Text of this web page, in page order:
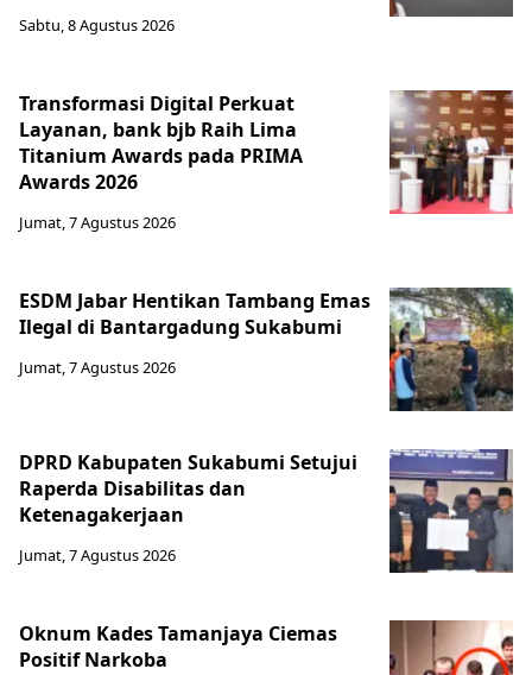
Sabtu, 8 Agustus 2026
Transformasi Digital Perkuat
Layanan, bank bjb Raih Lima
Titanium Awards pada PRIMA
Awards 2026
Jumat, 7 Agustus 2026
ESDM Jabar Hentikan Tambang Emas
Ilegal di Bantargadung Sukabumi
Jumat, 7 Agustus 2026
DPRD Kabupaten Sukabumi Setujui
Raperda Disabilitas dan
Ketenagakerjaan
Jumat, 7 Agustus 2026
Oknum Kades Tamanjaya Ciemas
Positif Narkoba